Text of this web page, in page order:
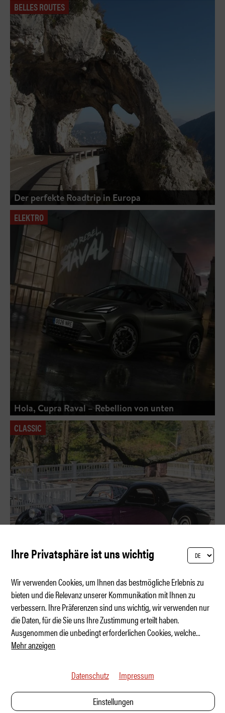
BELLES ROUTES
Der perfekte Roadtrip in Europa
ELEKTRO
Hola, Cupra Raval – Rebellion von unten
CLASSIC
Drei Pebble-Beach-Sieger zu ersteigern
Ihre Privatsphäre ist uns wichtig
Wir verwenden Cookies, um Ihnen das bestmögliche Erlebnis zu
bieten und die Relevanz unserer Kommunikation mit Ihnen zu
verbessern. Ihre Präferenzen sind uns wichtig, wir verwenden nur
die Daten, für die Sie uns Ihre Zustimmung erteilt haben.
Ausgenommen die unbedingt erforderlichen Cookies, welche...
Mehr anzeigen
Datenschutz Impressum
Einstellungen